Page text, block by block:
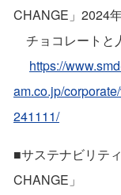
CHANGE」2024
チョコレートと
https://
am.co.jp/
241111/
■サステナビリテ
CHANGE」